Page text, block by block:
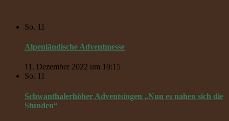
So. 11
Alpenländische Adventmesse
11. Dezember 2022 um 10:15
So. 11
Schwanthalerhöher Adventsingen „Nun es nahen sich die
Stunden“